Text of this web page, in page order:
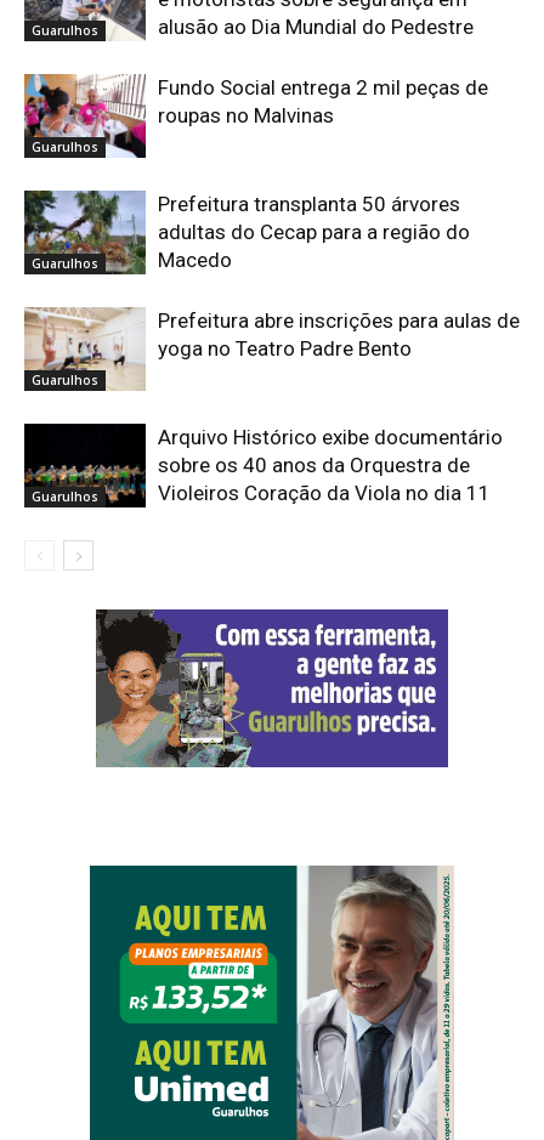
Guarulhos
alusão ao Dia Mundial do Pedestre
Guarulhos
Fundo Social entrega 2 mil peças de
roupas no Malvinas
Guarulhos
Prefeitura transplanta 50 árvores
adultas do Cecap para a região do
Macedo
Guarulhos
Prefeitura abre inscrições para aulas de
yoga no Teatro Padre Bento
Guarulhos
Arquivo Histórico exibe documentário
sobre os 40 anos da Orquestra de
Violeiros Coração da Viola no dia 11